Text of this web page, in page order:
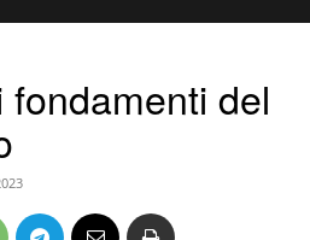
fondamenti del